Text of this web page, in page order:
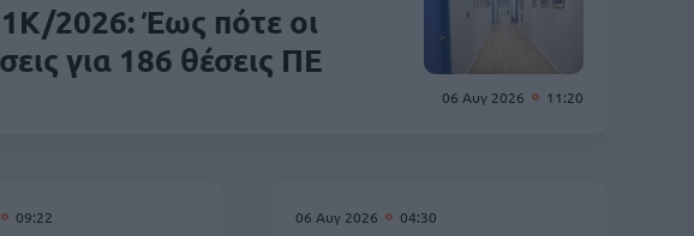
06 Αυγ 2026 11:20
2026: Έως πότε οι
για 186 θέσεις ΠΕ
09:22 06 Αυγ 2026 04:30